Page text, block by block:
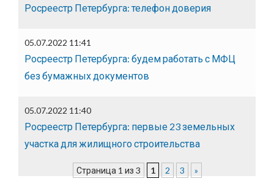
Росреестр Петербурга: телефон доверия
05.07.2022 11:41
Росреестр Петербурга: будем работать с МФЦ
без бумажных документов
05.07.2022 11:40
Росреестр Петербурга: первые 23 земельных
участка для жилищного строительства
Страница 1 из 3 1 2 3 »